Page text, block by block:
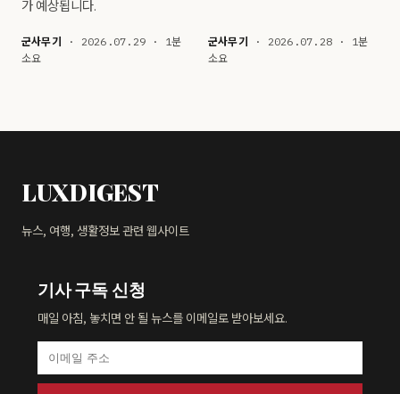
가 예상됩니다.
군사무기
· 2026.07.29 · 1분
소요
군사무기
· 2026.07.28 · 1분
소요
LUXDIGEST
뉴스, 여행, 생활정보 관련 웹사이트
기사 구독 신청
매일 아침, 놓치면 안 될 뉴스를 이메일로 받아보세요.